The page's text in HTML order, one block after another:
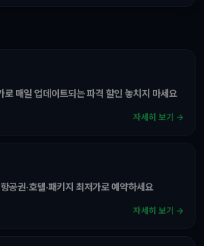
로 매일 업데이트되는 파격 할인 놓치지 마세요
자세히 보기 →
공권·호텔·패키지 최저가로 예약하세요
자세히 보기 →